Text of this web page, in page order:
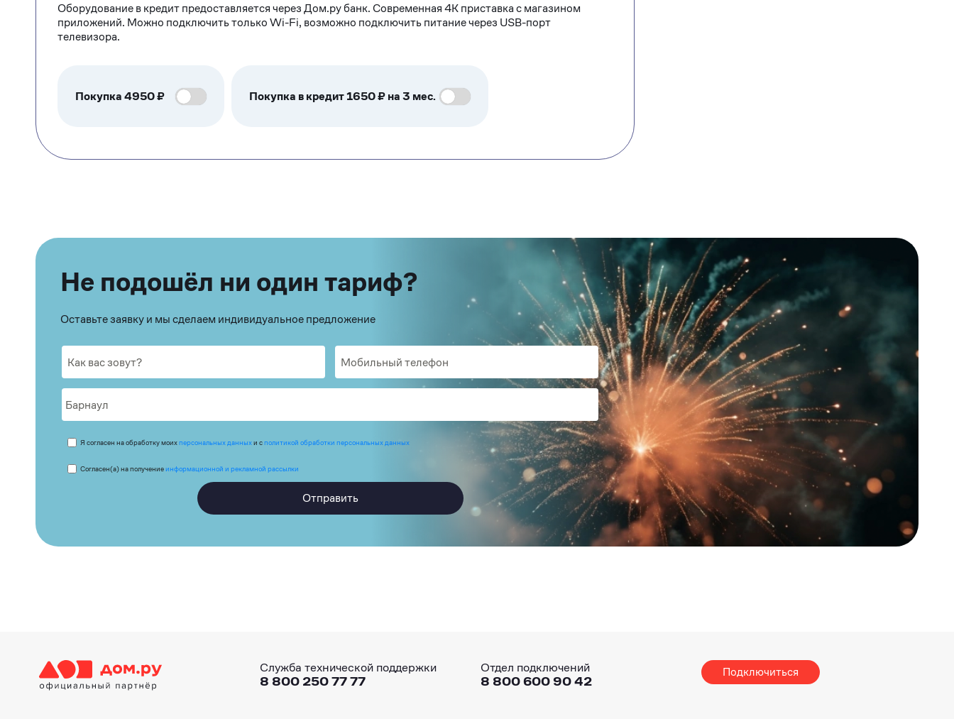
Оборудование в кредит предоставляется через Дом.ру банк. Современная 4К приставка с магазином
приложений. Можно подключить только Wi-Fi, возможно подключить питание через USB-порт
телевизора.
Покупка4950₽ Покупка в кредит 1650 ₽ на 3 мес.
Не подошёл ни один тариф?
Оставьте заявку и мы сделаем индивидуальное предложение
Я согласен на обработку моихперсональных данныхи сполитикой обработки персональных данных
Согласен(а) на получениеинформационной и рекламной рассылки
Отправить
Служба технической поддержки
8 800 250 77 77
Отдел подключений
8 800 600 90 42
Подключиться